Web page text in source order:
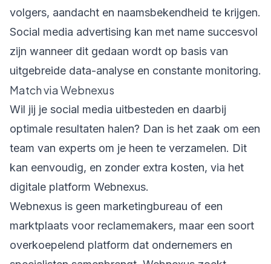
volgers, aandacht en naamsbekendheid te krijgen.
Social media advertising kan met name succesvol
zijn wanneer dit gedaan wordt op basis van
uitgebreide data-analyse en constante monitoring.
Match via Webnexus
Wil jij je social media uitbesteden en daarbij
optimale resultaten halen? Dan is het zaak om een
team van experts om je heen te verzamelen. Dit
kan eenvoudig, en zonder extra kosten, via het
digitale platform Webnexus.
Webnexus is geen marketingbureau of een
marktplaats voor reclamemakers, maar een soort
overkoepelend platform dat ondernemers en